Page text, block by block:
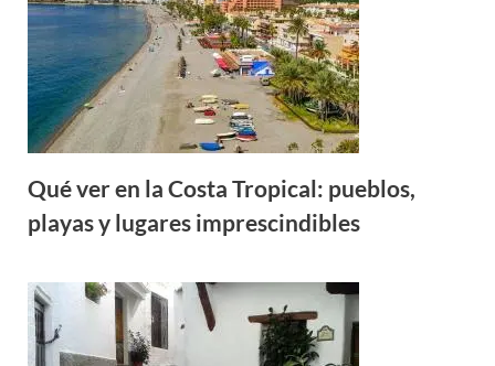
Qué ver en la Costa Tropical: pueblos,
playas y lugares imprescindibles